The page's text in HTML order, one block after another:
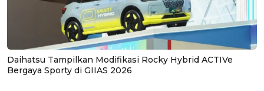
Daihatsu Tampilkan Modifikasi Rocky Hybrid ACTIVe
Bergaya Sporty di GIIAS 2026